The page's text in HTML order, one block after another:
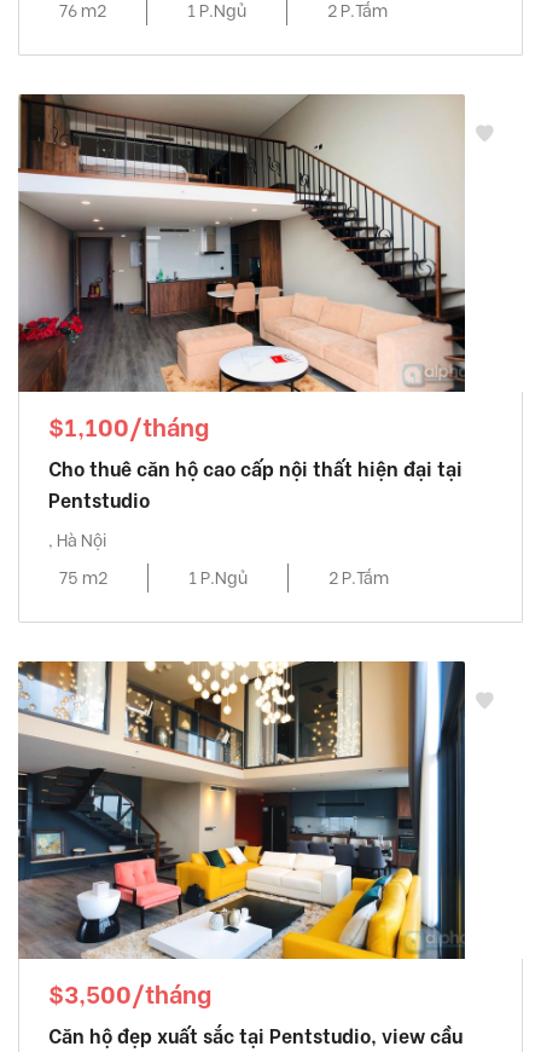
76 m2
1 P.Ngủ 2 P.Tắm
$1,100/tháng
Cho thuê căn hộ cao cấp nội thất hiện đại tại
Pentstudio
, Hà Nội
75 m2
1 P.Ngủ 2 P.Tắm
$3,500/tháng
Căn hộ đẹp xuất sắc tại Pentstudio, view cầu